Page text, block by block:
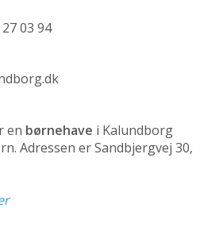
03 94
en børnehave i Kalundborg
Adressen er Sandbjergvej 30,